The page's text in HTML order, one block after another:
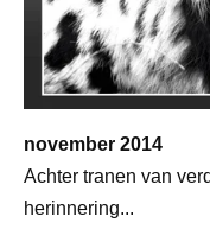
november 2014
Achter tranen van
herinnering...